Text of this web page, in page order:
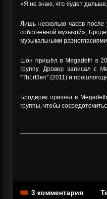
«Я не знаю, что будет
Лишь несколько часов
собственной музыкой»,
музыкальными
Шон пришёл в Megadeth в
группу. Дровер записал с
“Th1rt3en” (2011) и
Бродерик пришёл в
группы, чтобы
3 комментария